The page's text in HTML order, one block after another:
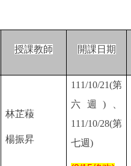
授課教師 開課日期
林芷薐
楊振昇
111/10/21(第
六週)
111/10/28(第
七週)